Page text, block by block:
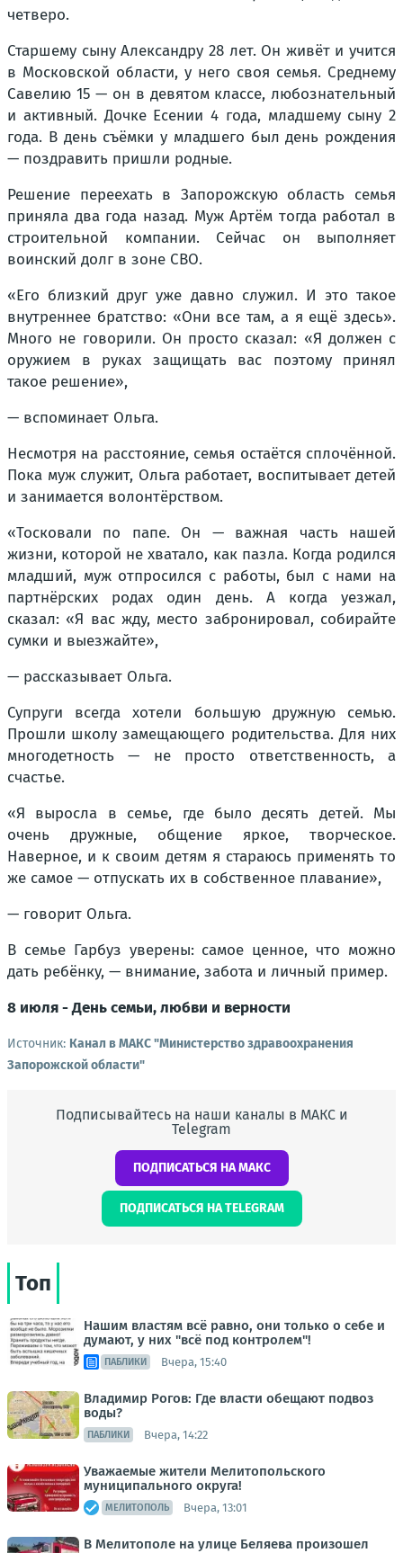
четверо.
Старшему сыну Александру 28 лет. Он живёт и учится
в Московской области, у него своя семья. Среднему
Савелию 15 — он в девятом классе, любознательный
и активный. Дочке Есении 4 года, младшему сыну 2
года. В день съёмки у младшего был день рождения
— поздравить пришли родные.
Решение переехать в Запорожскую область семья
приняла два года назад. Муж Артём тогда работал в
строительной компании. Сейчас он выполняет
воинский долг в зоне СВО.
«Его близкий друг уже давно служил. И это такое
внутреннее братство: «Они все там, а я ещё здесь».
Много не говорили. Он просто сказал: «Я должен с
оружием в руках защищать вас поэтому принял
такое решение»,
— вспоминает Ольга.
Несмотря на расстояние, семья остаётся сплочённой.
Пока муж служит, Ольга работает, воспитывает детей
и занимается волонтёрством.
«Тосковали по папе. Он — важная часть нашей
жизни, которой не хватало, как пазла. Когда родился
младший, муж отпросился с работы, был с нами на
партнёрских родах один день. А когда уезжал,
сказал: «Я вас жду, место забронировал, собирайте
сумки и выезжайте»,
— рассказывает Ольга.
Супруги всегда хотели большую дружную семью.
Прошли школу замещающего родительства. Для них
многодетность — не просто ответственность, а
счастье.
«Я выросла в семье, где было десять детей. Мы
очень дружные, общение яркое, творческое.
Наверное, и к своим детям я стараюсь применять то
же самое — отпускать их в собственное плавание»,
— говорит Ольга.
В семье Гарбуз уверены: самое ценное, что можно
дать ребёнку, — внимание, забота и личный пример.
8 июля - День семьи, любви и верности
Источник: Канал в МАКС "Министерство здравоохранения
Запорожской области"
Подписывайтесь на наши каналы в МАКС и
Telegram
ПОДПИСАТЬСЯ НА МАКС
ПОДПИСАТЬСЯ НА TELEGRAM
Топ
Нашим властям всё равно, они только о себе и
думают, у них "всё под контролем"!
ПАБЛИКИ Вчера, 15:40
Владимир Рогов: Где власти обещают подвоз
воды?
ПАБЛИКИ Вчера, 14:22
Уважаемые жители Мелитопольского
муниципального округа!
МЕЛИТОПОЛЬ Вчера, 13:01
В Мелитополе на улице Беляева произошел